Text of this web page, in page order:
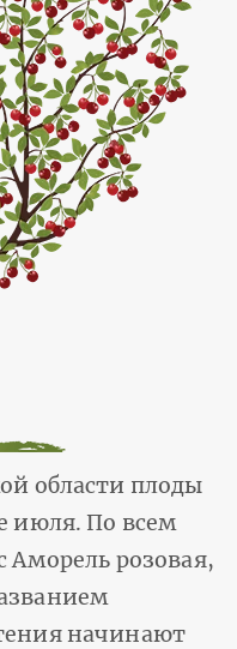
области плоды
июля. По всем
Аморель розовая,
начинают